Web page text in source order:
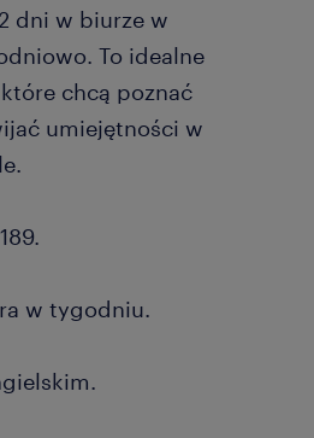
dni w biurze w
To idealne
chcą poznać
umiejętności w
w tygodniu.